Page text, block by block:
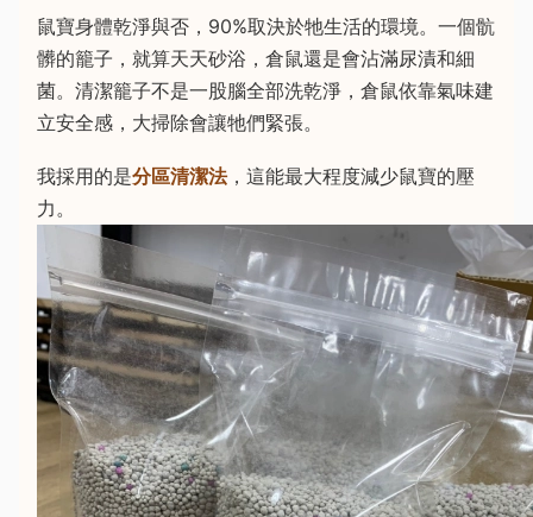
鼠寶身體乾淨與否，90%取決於牠生活的環境。一個骯
髒的籠子，就算天天砂浴，倉鼠還是會沾滿尿漬和細
菌。清潔籠子不是一股腦全部洗乾淨，倉鼠依靠氣味建
立安全感，大掃除會讓牠們緊張。
我採用的是分區清潔法，這能最大程度減少鼠寶的壓
力。